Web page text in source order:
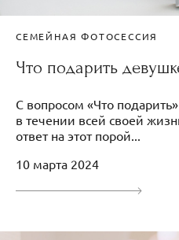
СЕМЕЙНАЯ ФОТОСЕССИЯ
Что подарить
С вопросом «Что
в течении всей своей
ответ на этот порой...
10 марта 2024